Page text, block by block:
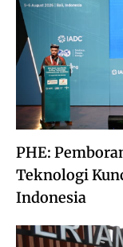
PHE:
Teknologi
Indonesia